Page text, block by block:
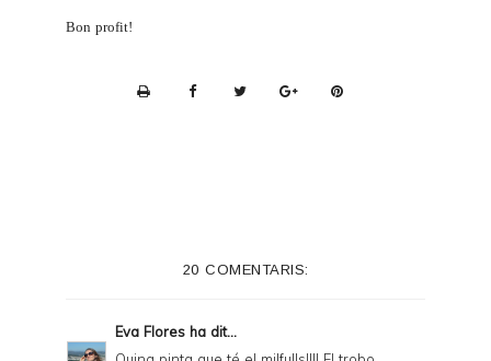
Bon profit!
20 COMENTARIS:
Eva Flores ha dit...